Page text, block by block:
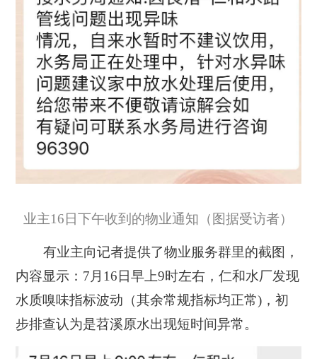
业主16日下午收到的物业通知（图据受访者）
有业主向记者提供了物业服务群里的截图，
内容显示：7月16日早上9时左右，仁和水厂发现
水质嗅味指标波动 （其余常规指标均正常)，初
步排查认为是苕溪原水出现短时间异常。